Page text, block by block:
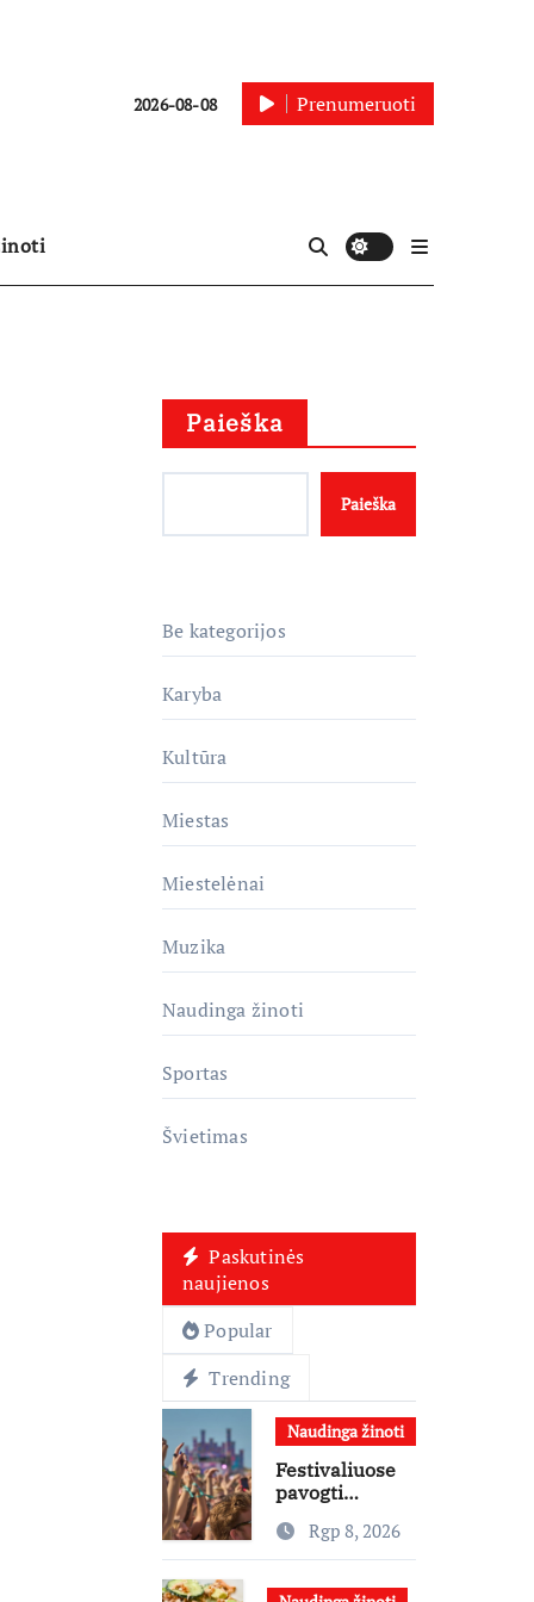
2026-08-08 Prenumeruoti
Paieška
Paieška
Be kategorijos
Karyba
Kultūra
Miestas
Miestelėnai
Muzika
Naudinga žinoti
Sportas
Švietimas
Paskutinės
naujienos
Popular
Trending
Naudinga žinoti
Festivaliuose
pavogti
ausinės ir
laikrodžiai –
ekspertai
Rgp 8, 2026